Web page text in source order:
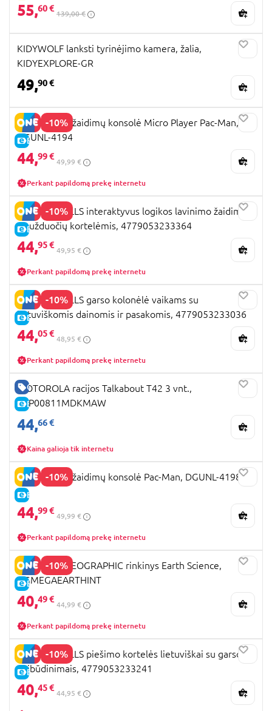
55,60 €
139,00 €
KIDYWOLF lanksti tyrinėjimo kamera, žalia,
KIDYEXPLORE-GR
49,90 €
-10%
E-KAINA
MY ARCADE žaidimų konsolė Micro Player Pac-Man,
DGUNL-4194
44,99 €
49,99 €
Perkant papildomą prekę internetu
-10%
E-KAINA
YES FOR SKILLS interaktyvus logikos lavinimo žaidimas
su užduočių kortelėmis, 4779053233364
44,95 €
49,95 €
Perkant papildomą prekę internetu
-10%
E-KAINA
YES FOR SKILLS garso kolonėlė vaikams su
lietuviškomis dainomis ir pasakomis, 4779053233036
44,05 €
48,95 €
Perkant papildomą prekę internetu
GERA KAINA
E-KAINA
MOTOROLA racijos Talkabout T42 3 vnt.,
B4P00811MDKMAW
44,66 €
Kaina galioja tik internetu
-10%
E-KAINA
MY ARCADE žaidimų konsolė Pac-Man, DGUNL-4198
44,99 €
49,99 €
Perkant papildomą prekę internetu
-10%
E-KAINA
NATIONAL GEOGRAPHIC rinkinys Earth Science,
NGMEGAEARTHINT
40,49 €
44,99 €
Perkant papildomą prekę internetu
-10%
E-KAINA
YES FOR SKILLS piešimo kortelės lietuviškai su garso
apibūdinimais, 4779053233241
40,45 €
44,95 €